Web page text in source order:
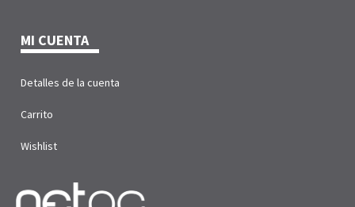
MI CUENTA
Detalles de la cuenta
Carrito
Wishlist